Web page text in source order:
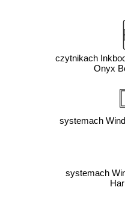
czytnikach
Onyx
systemach
systemach